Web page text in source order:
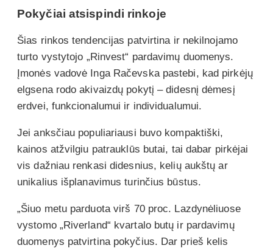
Pokyčiai atsispindi rinkoje
Šias rinkos tendencijas patvirtina ir nekilnojamo
turto vystytojo „Rinvest“ pardavimų duomenys.
Įmonės vadovė Inga Račevska pastebi, kad pirkėjų
elgsena rodo akivaizdų pokytį – didesnį dėmesį
erdvei, funkcionalumui ir individualumui.
Jei anksčiau populiariausi buvo kompaktiški,
kainos atžvilgiu patrauklūs butai, tai dabar pirkėjai
vis dažniau renkasi didesnius, kelių aukštų ar
unikalius išplanavimus turinčius būstus.
„Šiuo metu parduota virš 70 proc. Lazdynėliuose
vystomo „Riverland“ kvartalo butų ir pardavimų
duomenys patvirtina pokyčius. Dar prieš kelis